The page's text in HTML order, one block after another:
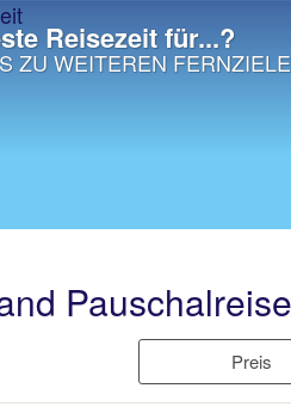
Reisezeit für...?
ZU WEITEREN
Preis